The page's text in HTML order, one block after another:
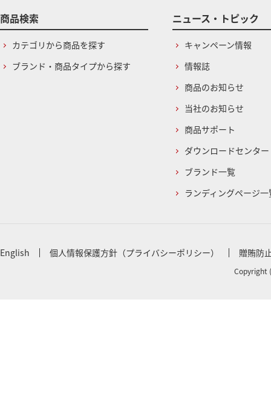
商品検索
カテゴリから商品を探す
ブランド・商品タイプから探す
ニュース・トピック
キャンペーン情報
情報誌
商品のお知らせ
当社のお知らせ
商品サポート
ダウンロードセンター
ブランド一覧
ランディングページ一
English 個人情報保護方針（プライバシーポリシー） 贈賄防
Copyright